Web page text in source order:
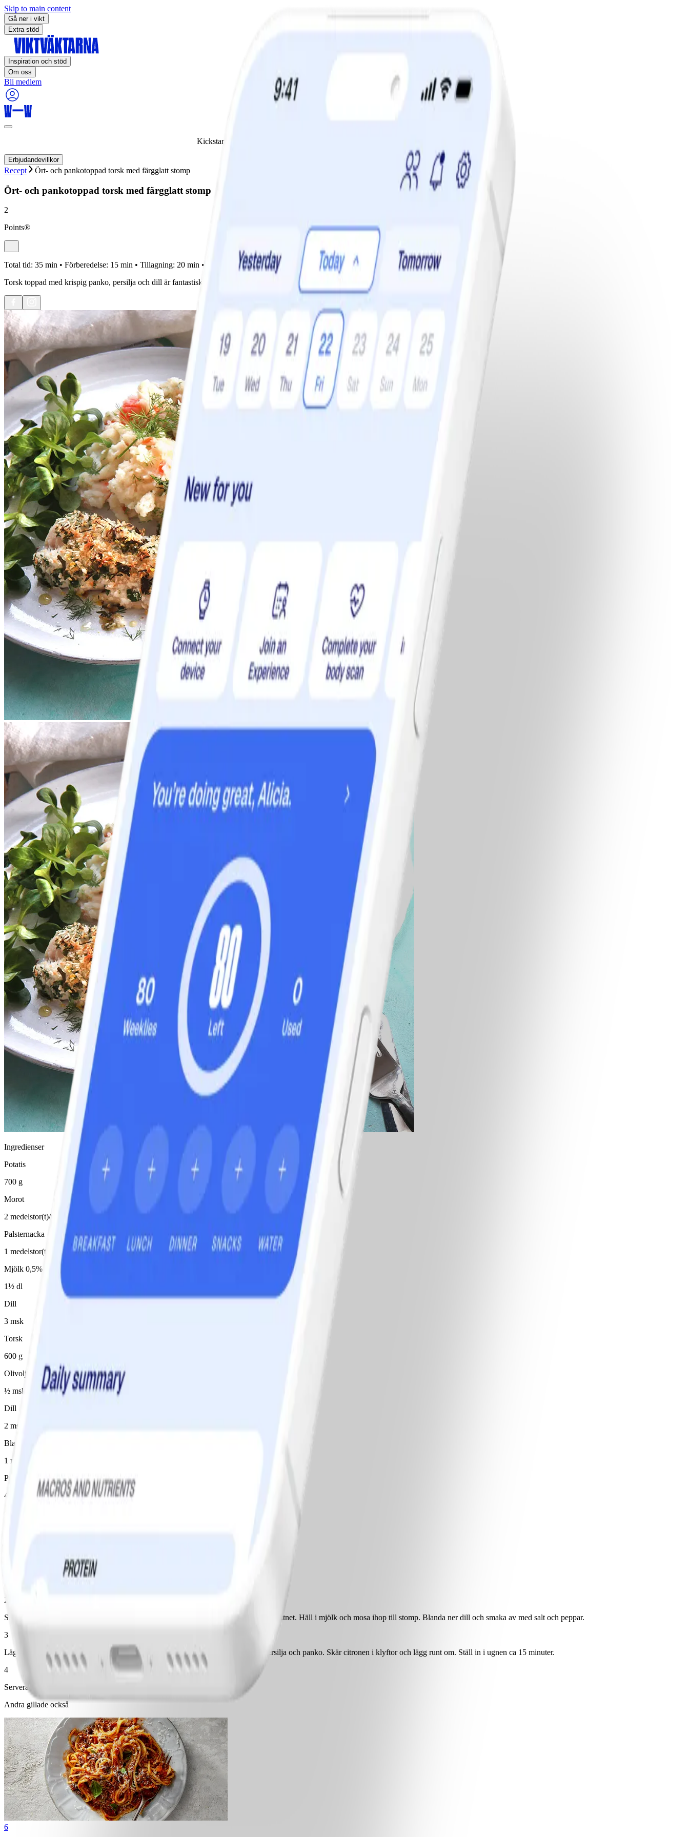
Skip to main content
Gå ner i vikt
Extra stöd
Inspiration och stöd
Om oss
Bli medlem
Kickstarta din viktminskningsresa nu! Spara 50% när du tecknar 12 månaders medlemskap.
Erbjudandevillkor
Recept Ört- och pankotoppad torsk med färgglatt stomp
Ört- och pankotoppad torsk med färgglatt stomp
2
Points®
Total tid: 35 min • Förberedelse: 15 min • Tillagning: 20 min • 4 •Svårighetsgrad:Lätt
Torsk toppad med krispig panko, persilja och dill är fantastiskt gott. Serveras med ugnsbakad citron och rotfruktsstomp.
Ingredienser
Potatis
700 g
Morot
2 medelstor(t)/medelstora
Palsternacka
1 medelstor(t)/medelstora
Mjölk 0,5%
1½ dl
Dill
3 msk
Torsk
600 g
Olivolja
½ msk
Dill
2 msk, hackad
Bladpersilja
1 msk
Panko ströbröd
4 msk
2
Skala potatis, morot och palsternacka. Koka i saltat vatten tills de är mjuka. Häll av vattnet. Häll i mjölk och mosa ihop till stomp. Blanda ner dill och smaka av med salt och peppar.
3
Lägg fisken i en ugnsfast form som du penslar med olja. Salta och strö över dill, persilja och panko. Skär citronen i klyftor och lägg runt om. Ställ in i ugnen ca 15 minuter.
4
Servera fisken med stomp, pressad citron och sallad.
Andra gillade också
6